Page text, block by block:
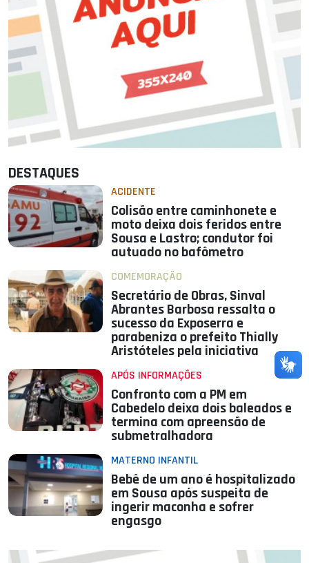
DESTAQUES
ACIDENTE
Colisão entre caminhonete e
moto deixa dois feridos entre
Sousa e Lastro; condutor foi
autuado no bafômetro
COMEMORAÇÃO
Secretário de Obras, Sinval
Abrantes Barbosa ressalta o
sucesso da Exposerra e
parabeniza o prefeito Thially
Aristóteles pela iniciativa
APÓS INFORMAÇÕES
Confronto com a PM em
Cabedelo deixa dois baleados e
termina com apreensão de
submetralhadora
MATERNO INFANTIL
Bebê de um ano é hospitalizado
em Sousa após suspeita de
ingerir maconha e sofrer
engasgo